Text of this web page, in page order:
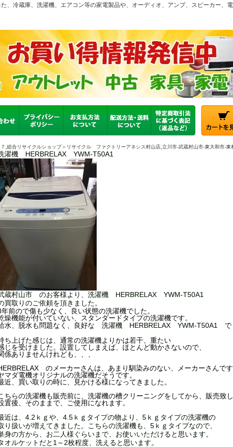
、冷蔵庫、洗濯機、エアコン等の家電製品や、オーディオ、アンプ、スピーカー、
,総合リサイクルショップ＞リサイクル ファクトリーアネシス村山店,立川市-武蔵村山市-東大和市-東
濯機 HERBRELAX YWM-T50A1
蔵村山市 のお客様より、洗濯機 HERBRELAX YWM-T50A1
買取りのご依頼を頂きました。
年前ので傷も少なく、良い状態の洗濯機でした。
燥機能が付いていない、スタンダードタイプの洗濯機です。
水、脱水も問題なく、良好な 洗濯機 HERBRELAX YWM-T50A1
ち上げた感じは、通常の洗濯機よりかは若干、重たい
じを受けました。設置してしまえば、ほとんど動かさないので、
係ありませんけれども、、、
のメーカーさんは、あまり馴染みのない、メーカーさんで
マダ電機オリジナルの洗濯機だそうです。
近、買い取りの時に、見かける様になってきました。
ちらの洗濯機も販売前に、洗濯機の槽クリーニングをしてから、販売致
置後、そのままで、ご使用になれます。
近は、4.2ｋｇや、4.5ｋｇタイプの物より、5ｋｇタイプの洗濯機の
り扱いが増えてきました。こちらの洗濯機も、5ｋｇタイプなので、
身の方から、お二人様ぐらいまで、お使いいただけると思います。
オルケットだと1～2枚程度、洗えると思います。